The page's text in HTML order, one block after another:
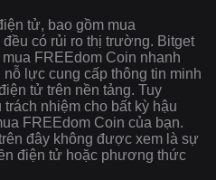
tử, bao gồm mua
có rủi ro thị trường. Bitget
FREEdom Coin nhanh
lực cung cấp thông tin minh
tử trên nền tảng. Tuy
nhiệm cho bất kỳ hậu
FREEdom Coin của bạn.
đây không được xem là sự
điện tử hoặc phương thức